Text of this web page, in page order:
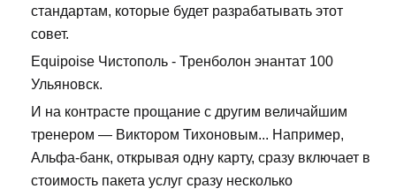
стандартам, которые будет разрабатывать этот
совет.
Equipoise Чистополь - Тренболон энантат 100
Ульяновск.
И на контрасте прощание с другим величайшим
тренером — Виктором Тихоновым... Например,
Альфа-банк, открывая одну карту, сразу включает в
стоимость пакета услуг сразу несколько